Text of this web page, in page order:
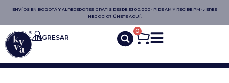
ENVÍOS EN BOGOTÁ Y ALREDEDORES GRATIS DESDE $300.000 · PIDE AM Y RECIBE PM · ¿ERES
NEGOCIO? ÚNETE AQUÍ.
INGRESAR
0